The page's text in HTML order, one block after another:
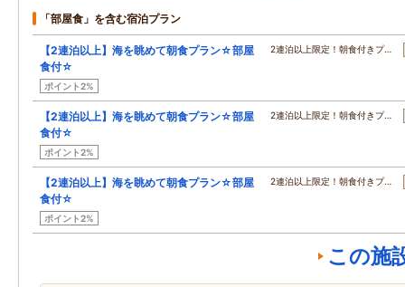
「部屋食」を含む宿泊プラン
【2連泊以上】海を眺めて朝食プラン☆部屋
食付☆
ポイント2%
2連泊以上限定！朝食付きプ…
【2連泊以上】海を眺めて朝食プラン☆部屋
食付☆
ポイント2%
2連泊以上限定！朝食付きプ…
【2連泊以上】海を眺めて朝食プラン☆部屋
食付☆
ポイント2%
2連泊以上限定！朝食付きプ…
この施